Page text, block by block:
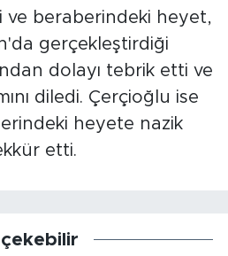
ve beraberindeki heyet,
gerçekleştirdiği
dolayı tebrik etti ve
diledi. Çerçioğlu ise
heyete nazik
etti.